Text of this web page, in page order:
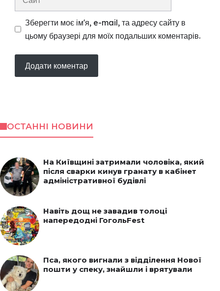
Зберегти моє ім'я, e-mail, та адресу сайту в
цьому браузері для моїх подальших коментарів.
ОСТАННІ НОВИНИ
На Київщині затримали чоловіка, який
після сварки кинув гранату в кабінет
адміністративної будівлі
Навіть дощ не завадив толоці
напередодні ГогольFest
Пса, якого вигнали з відділення Нової
пошти у спеку, знайшли і врятували